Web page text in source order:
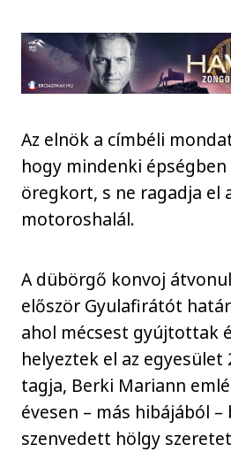
Az elnök a címbéli
hogy mindenki épségben
öregkort, s ne ragadja el
motoroshalál.
A dübörgő konvoj
először Gyulafirátót
ahol mécsest gyújtottak
helyeztek el az
tagja, Berki Mariann
évesen – más hibájából
szenvedett hölgy